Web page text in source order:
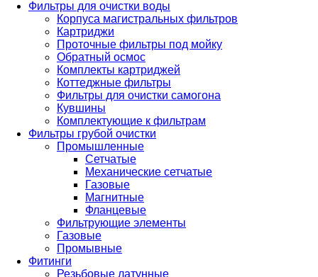
Фильтры для очистки воды
Корпуса магистральных фильтров
Картриджи
Проточные фильтры под мойку
Обратный осмос
Комплекты картриджей
Коттеджные фильтры
Фильтры для очистки самогона
Кувшины
Комплектующие к фильтрам
Фильтры грубой очистки
Промышленные
Сетчатые
Механические сетчатые
Газовые
Магнитные
Фланцевые
Фильтрующие элементы
Газовые
Промывные
Фитинги
Резьбовые латунные